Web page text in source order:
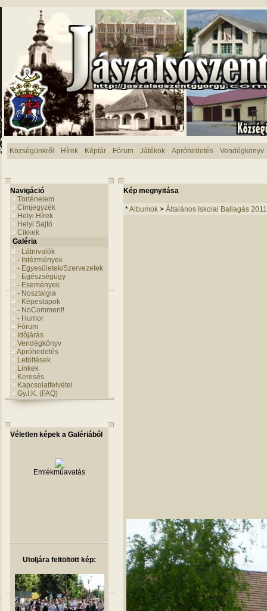
Községünkről Hírek Képtár Fórum Játékok Apróhirdetés Vendégkönyv
Navigáció
Történelem
Címjegyzék
Helyi Hírek
Helyi Sajtó
Cikkek
Galéria
- Látnivalók
- Intézmények
- Egyesületek/Szervezetek
- Egészségügy
- Események
- Nosztalgia
- Képeslapok
- NoComment!
- Humor
Fórum
Idõjárás
Vendégkönyv
Apróhirdetés
Letöltések
Linkek
Keresés
Kapcsolatfelvétel
Gy.I.K. (FAQ)
Véletlen képek a Galériából
Emlékmûavatás
Utoljára feltöltött kép:
Kép megnyitása
*Albumok > Általános Iskolai Ballagás 2011